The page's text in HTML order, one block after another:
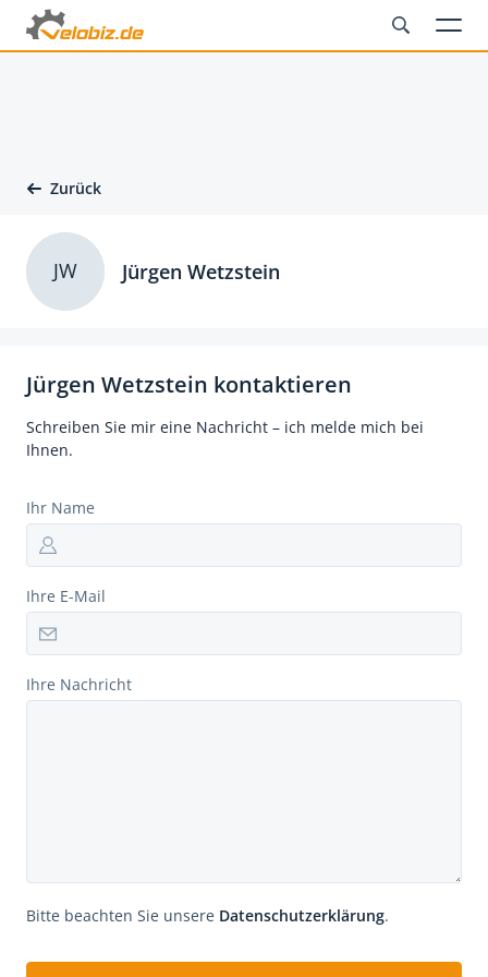
Zurück
Jürgen Wetzstein kontaktieren
Schreiben Sie mir eine Nachricht – ich melde mich bei
Ihnen.
Ihr Name
Ihre E-Mail
Ihre Nachricht
Bitte beachten Sie unsere Datenschutzerklärung.
JW Jürgen Wetzstein